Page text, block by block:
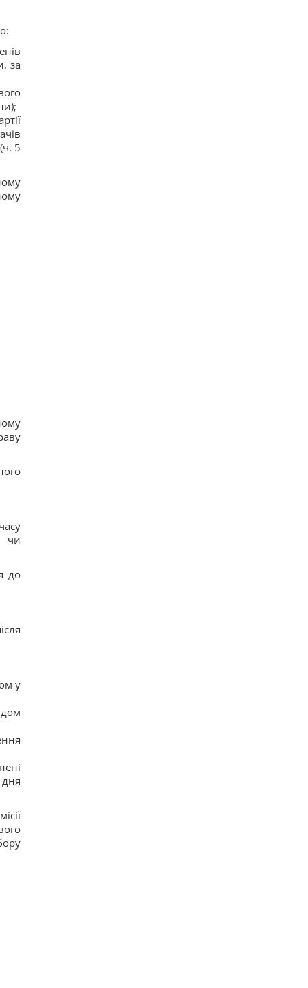
за
5
чи
до
у